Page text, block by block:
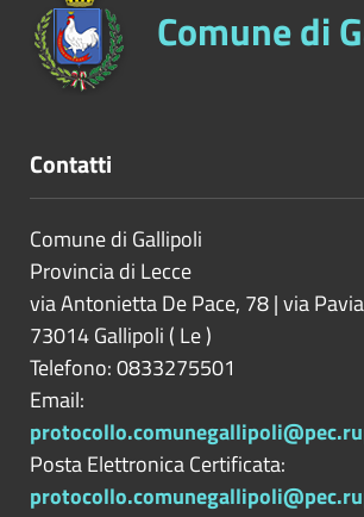
Comune di
Contatti
Comune di Gallipoli
Provincia di Lecce
via Antonietta De Pace, 78 | via
73014Gallipoli ( Le)
Telefono: 0833275501
Email:
Posta Elettronica Certificata: